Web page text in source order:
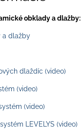
obklady a dlažby:
a dlažby
dlaždíc (video)
(video)
(video)
LEVELYS (video)